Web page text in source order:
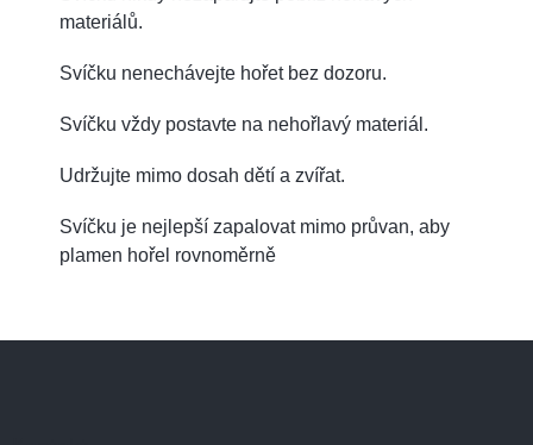
materiálů.
Svíčku nenechávejte hořet bez dozoru.
Svíčku vždy postavte na nehořlavý materiál.
Udržujte mimo dosah dětí a zvířat.
Svíčku je nejlepší zapalovat mimo průvan, aby
plamen hořel rovnoměrně